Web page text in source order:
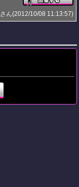
さん(2012/10/08 11:13:57)